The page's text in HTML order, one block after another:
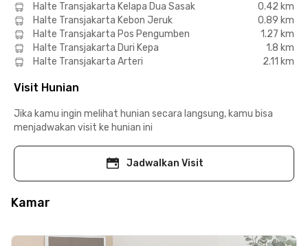
Halte Transjakarta Kelapa Dua Sasak
0.42 km
Halte Transjakarta Kebon Jeruk
0.89 km
Halte Transjakarta Pos Pengumben
1.27 km
Halte Transjakarta Duri Kepa
1.8 km
Halte Transjakarta Arteri
2.11 km
Visit Hunian
Jika kamu ingin melihat hunian secara langsung, kamu bisa
menjadwakan visit ke hunian ini
Jadwalkan Visit
Kamar